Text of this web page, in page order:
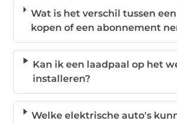
Wat is het verschil tussen
kopen of een abonnement
Kan ik een laadpaal op het
installeren?
Welke elektrische auto's